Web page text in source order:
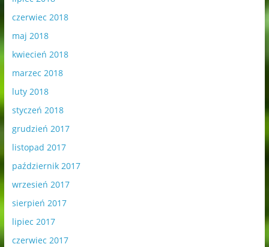
czerwiec 2018
maj 2018
kwiecień 2018
marzec 2018
luty 2018
styczeń 2018
grudzień 2017
listopad 2017
październik 2017
wrzesień 2017
sierpień 2017
lipiec 2017
czerwiec 2017